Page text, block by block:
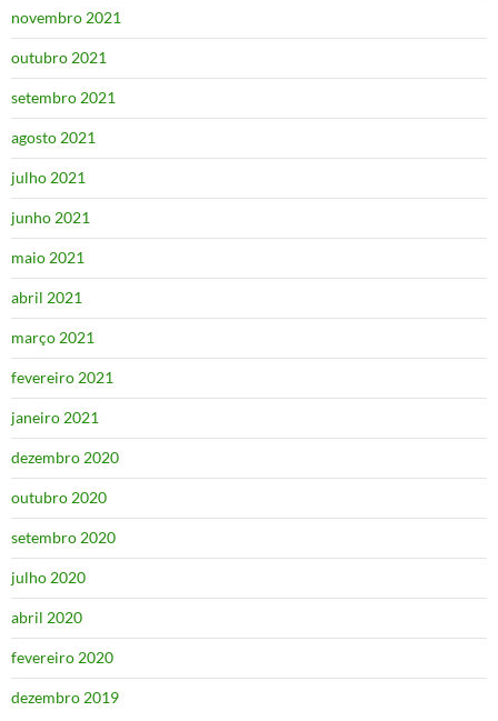
novembro 2021
outubro 2021
setembro 2021
agosto 2021
julho 2021
junho 2021
maio 2021
abril 2021
março 2021
fevereiro 2021
janeiro 2021
dezembro 2020
outubro 2020
setembro 2020
julho 2020
abril 2020
fevereiro 2020
dezembro 2019